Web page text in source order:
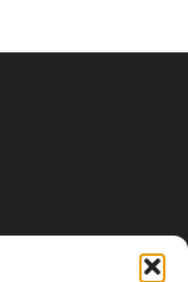
“liberamente” i